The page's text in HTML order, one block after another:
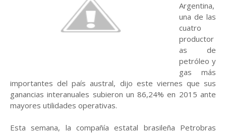
Argentina,
una de las
cuatro
productor
as de
petróleo y
gas más
importantes del país austral, dijo este viernes que sus
ganancias interanuales subieron un 86,24% en 2015 ante
mayores utilidades operativas.
Esta semana, la compañía estatal brasileña Petrobras